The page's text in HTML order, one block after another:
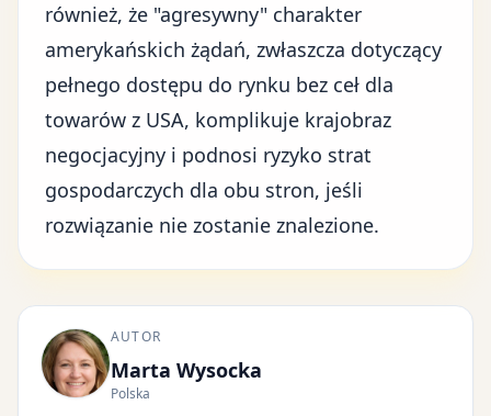
również, że "agresywny" charakter
amerykańskich żądań, zwłaszcza dotyczący
pełnego dostępu do rynku bez ceł dla
towarów z USA, komplikuje krajobraz
negocjacyjny i podnosi ryzyko strat
gospodarczych dla obu stron, jeśli
rozwiązanie nie zostanie znalezione.
AUTOR
Marta Wysocka
Polska